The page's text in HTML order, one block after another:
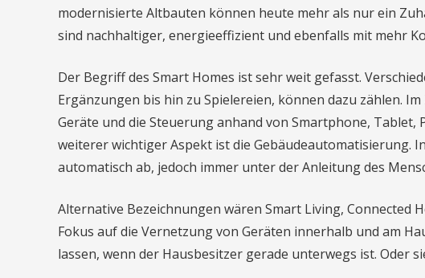
modernisierte Altbauten können heute mehr als nur ein
sind nachhaltiger, energieeffizient und ebenfalls mit mehr
Der Begriff des Smart Homes ist sehr weit gefasst.
Ergänzungen bis hin zu Spielereien, können dazu zählen.
Geräte und die Steuerung anhand von Smartphone, Tablet,
weiterer wichtiger Aspekt ist die Gebäudeautomatisierung.
automatisch ab, jedoch immer unter der Anleitung des
Alternative Bezeichnungen wären Smart Living, Connected
Fokus auf die Vernetzung von Geräten innerhalb und am
lassen, wenn der Hausbesitzer gerade unterwegs ist. Oder